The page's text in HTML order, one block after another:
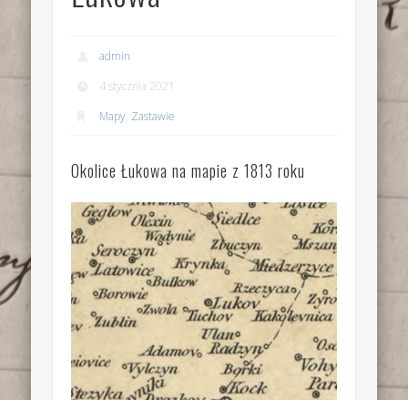
admin
4 stycznia 2021
Mapy, Zastawie
Okolice Łukowa na mapie z 1813 roku